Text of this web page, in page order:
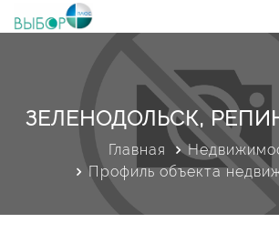
ЗЕЛЕНОДОЛЬСК,
Главная
Профиль объекта